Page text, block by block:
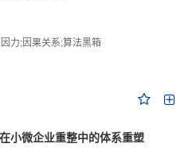
力;因果关系;算法黑箱
小微企业重整中的体系重塑